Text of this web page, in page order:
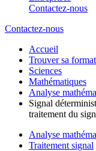
Contactez-nous
Contactez-nous
Accueil
Trouver sa
Sciences
Mathématiques
Analyse
Signal
traitement du
Analyse
Traitement signal